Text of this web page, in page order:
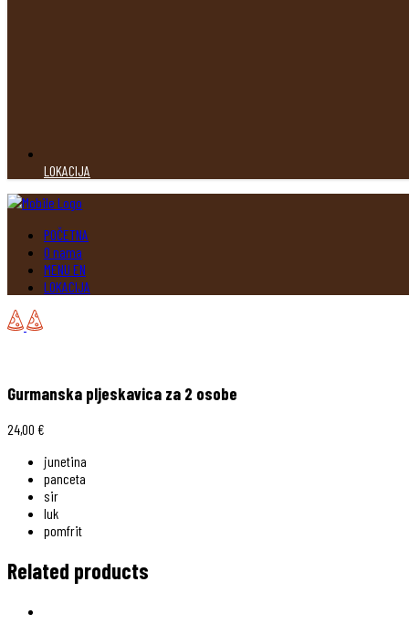
LOKACIJA
POČETNA
O nama
MENU EN
LOKACIJA
Gurmanska pljeskavica za 2 osobe
24,00 €
junetina
panceta
sir
luk
pomfrit
Related products